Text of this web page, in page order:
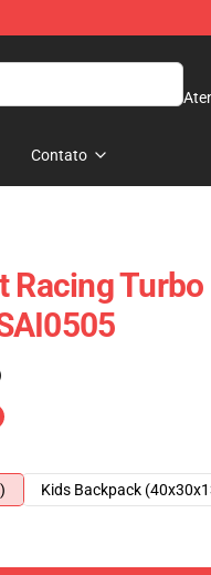
Contato
Racing
Kids Backpack